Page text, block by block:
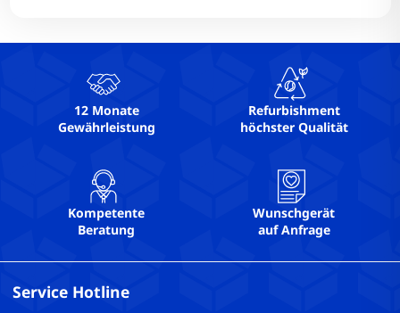
12 Monate
Gewährleistung
Refurbishment
höchster Qualität
Kompetente
Beratung
Wunschgerät
auf Anfrage
Service Hotline